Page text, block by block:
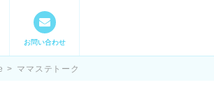
ル・
お問い合わせ
> ママステトーク